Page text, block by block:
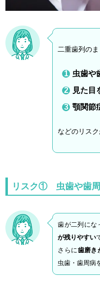
二重歯列のま
虫歯や
見た目
顎関節
などのリスク
リスク① 虫歯や歯周
歯が二列にな
が残りやすい
さらに歯磨き
虫歯・歯周病